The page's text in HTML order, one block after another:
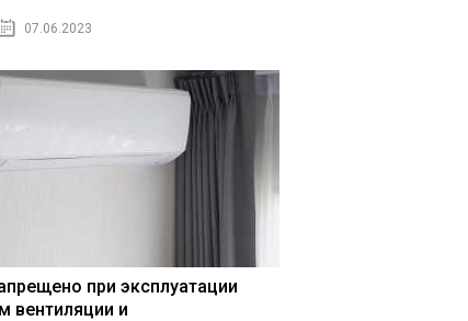
07.06.2023
при эксплуатации
вентиляции и